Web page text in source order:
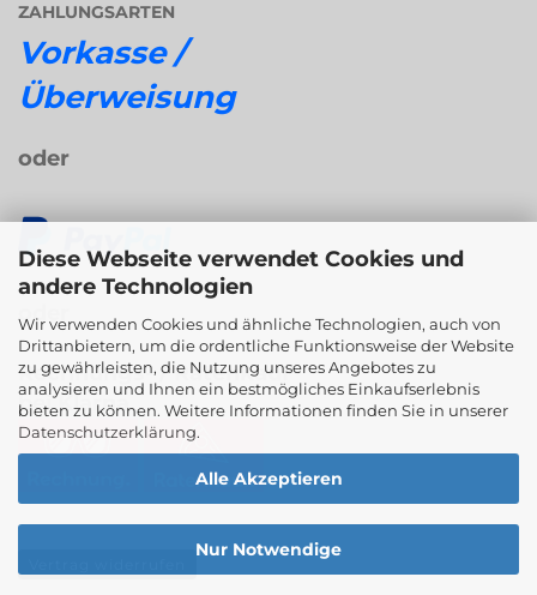
Diese Webseite verwendet Cookies und
andere Technologien
Wir verwenden Cookies und ähnliche Technologien, auch von
Drittanbietern, um die ordentliche Funktionsweise der Website
zu gewährleisten, die Nutzung unseres Angebotes zu
analysieren und Ihnen ein bestmögliches Einkaufserlebnis
bieten zu können. Weitere Informationen finden Sie in unserer
Datenschutzerklärung.
Alle Akzeptieren
Nur Notwendige
ZAHLUNGSARTEN
Vorkasse /
Überweisung
oder
oder
Rechnungs- / Ratenkauf
bei Klarna